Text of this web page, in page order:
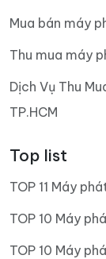
Mua bán máy
Thu mua máy
Dịch Vụ Thu
TP.HCM
Top list
TOP 11 Máy
TOP 10 Máy
TOP 10 Máy